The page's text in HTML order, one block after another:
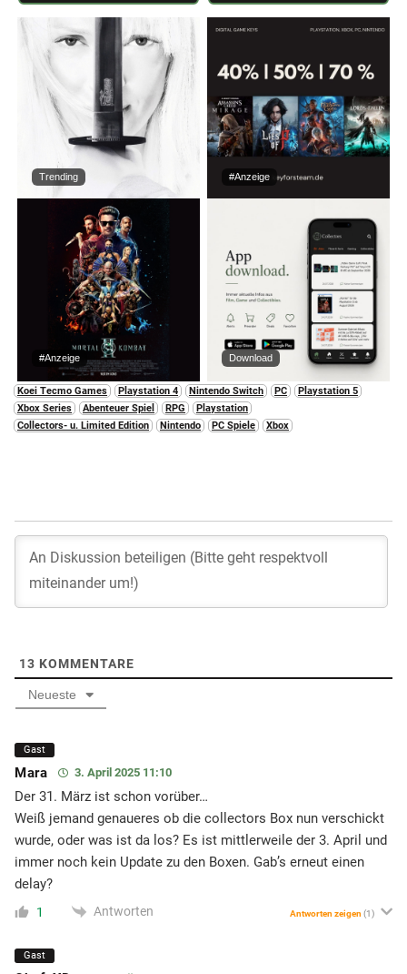
Trending #Anzeige
#Anzeige Download
Koei Tecmo Games Playstation 4 Nintendo Switch PC
Playstation 5
Xbox Series
Abenteuer Spiel RPG
Playstation
Collectors- u. Limited Edition
Nintendo PC Spiele Xbox
13 KOMMENTARE
Neueste
Gast
Mara 3. April 2025 11:10
Der 31. März ist schon vorüber…
Weiß jemand genaueres ob die collectors Box nun verschickt
wurde, oder was ist da los? Es ist mittlerweile der 3. April und
immer noch kein Update zu den Boxen. Gab’s erneut einen
delay?
1 Antworten Antworten zeigen (1)
Gast